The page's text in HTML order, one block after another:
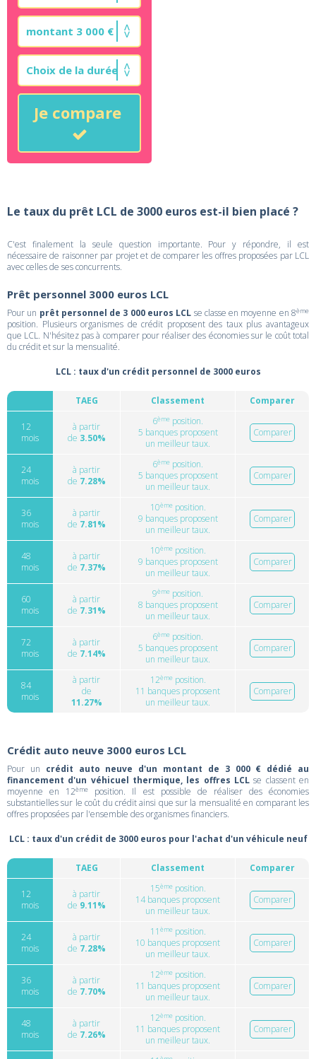
Je compare
Le taux du prêt LCL de 3000 euros est-il bien placé ?
C'est finalement la seule question importante. Pour y répondre, il est
nécessaire de raisonner par projet et de comparer les offres proposées par LCL
avec celles de ses concurrents.
Prêt personnel 3000 euros LCL
Pour un prêt personnel de 3 000 euros LCL se classe en moyenne en 8ème
position. Plusieurs organismes de crédit proposent des taux plus avantageux
que LCL. N'hésitez pas à comparer pour réaliser des économies sur le coût total
du crédit et sur la mensualité.
LCL : taux d'un crédit personnel de 3000 euros
TAEG Classement Comparer
12
mois
à partir
de 3.50%
6ème position.
5 banques proposent
un meilleur taux.
Comparer
24
mois
à partir
de 7.28%
6ème position.
5 banques proposent
un meilleur taux.
Comparer
36
mois
à partir
de 7.81%
10èmeposition.
9 banques proposent
un meilleur taux.
Comparer
48
mois
à partir
de 7.37%
10èmeposition.
9 banques proposent
un meilleur taux.
Comparer
60
mois
à partir
de 7.31%
9ème position.
8 banques proposent
un meilleur taux.
Comparer
72
mois
à partir
de 7.14%
6ème position.
5 banques proposent
un meilleur taux.
Comparer
84
mois
à partir
de
11.27%
12èmeposition.
11 banques proposent
un meilleur taux.
Comparer
Crédit auto neuve 3000 euros LCL
Pour un crédit auto neuve d'un montant de 3 000 € dédié au
financement d'un véhicuel thermique, les offres LCL se classent en
moyenne en 12ème
position. Il est possible de réaliser des économies
substantielles sur le coût du crédit ainsi que sur la mensualité en comparant les
offres proposées par l'ensemble des organismes financiers.
LCL : taux d'un crédit de 3000 euros pour l'achat d'un véhicule neuf
TAEG Classement Comparer
12
mois
à partir
de 9.11%
15èmeposition.
14 banques proposent
un meilleur taux.
Comparer
24
mois
à partir
de 7.28%
11 èmeposition.
10 banques proposent
un meilleur taux.
Comparer
36
mois
à partir
de 7.70%
12èmeposition.
11 banques proposent
un meilleur taux.
Comparer
48
mois
à partir
de 7.26%
12èmeposition.
11 banques proposent
un meilleur taux.
Comparer